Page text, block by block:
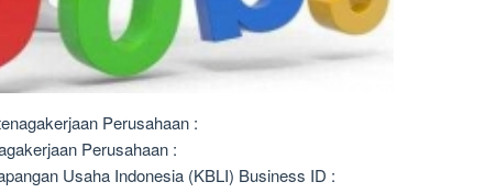
Perusahaan :
Perusahaan :
Usaha Indonesia (KBLI) Business ID :